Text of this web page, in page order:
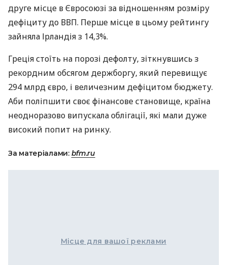
друге місце в Євросоюзі за відношенням розміру
дефіциту до ВВП. Перше місце в цьому рейтингу
зайняла Ірландія з 14,3%.
Греція стоїть на порозі дефолту, зіткнувшись з
рекордним обсягом держборгу, який перевищує
294 млрд євро, і величезним дефіцитом бюджету.
Аби поліпшити своє фінансове становище, країна
неодноразово випускала облігації, які мали дуже
високий попит на ринку.
За матеріалами: bfm.ru
Місце для вашої реклами